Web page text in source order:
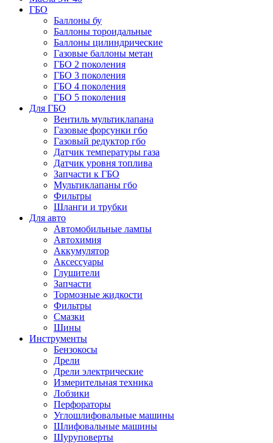
ГБО
Баллоны бу
Баллоны тороидальные
Баллоны цилиндрические
Газовые баллоны метан
ГБО 2 поколения
ГБО 3 поколения
ГБО 4 поколения
ГБО 5 поколения
Для ГБО
Вентиль мультиклапана
Газовые форсунки гбо
Газовый редуктор гбо
Датчик температуры газа
Датчик уровня топлива
Запчасти к ГБО
Мультиклапаны гбо
Фильтры
Шланги и трубки
Для авто
Автомобильные лампы
Автохимия
Аккумулятор
Аксессуары
Глушители
Запчасти
Тормозные жидкости
Фильтры
Смазки
Шины
Инструменты
Бензокосы
Дрели
Дрели электрические
Измерительная техника
Лобзики
Перфораторы
Углошлифовальные машины
Шлифовальные машины
Шуруповерты